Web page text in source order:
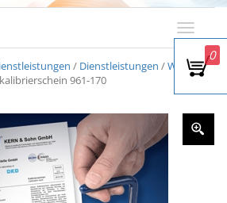
T
g
g
l
n
/ Dienstleistungen /Werkskali
961-170
0